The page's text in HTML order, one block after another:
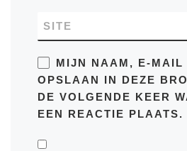
SITE
MIJN NAAM, E-MAIL
OPSLAAN IN DEZE
DE VOLGENDE KEER
EEN REACTIE PLAATS.